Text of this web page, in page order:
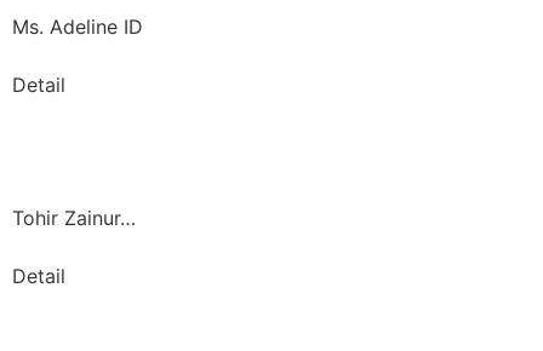
Ms. Adeline ID
Detail
Tohir Zainur…
Detail